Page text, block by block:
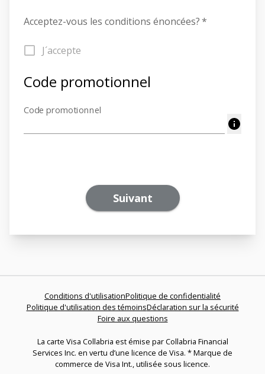
Acceptez-vous les conditions énoncées?*
J´accepte
Code promotionnel
Code promotionnel
Suivant
Conditions d'utilisationPolitique de confidentialité
Politique d'utilisation des témoinsDéclaration sur la sécurité
Foire aux questions
La carte Visa Collabria est émise par Collabria Financial
Services Inc. en vertu d’une licence de Visa. * Marque de
commerce de Visa Int., utilisée sous licence.